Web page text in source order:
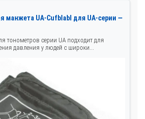
манжета UA-Cufblabl для UA-серии —
тонометров серии UA подходит для
давления у людей с широки...